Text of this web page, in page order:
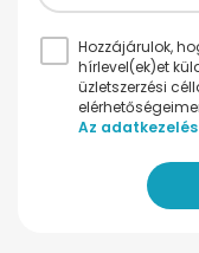
Hozzájárulok,
hírlevel(ek)et
üzletszerzési
Az